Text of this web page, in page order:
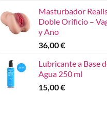
Masturbador
Doble Orificio –
y Ano
36,00€
Lubricante a Base
Agua 250 ml
15,00€